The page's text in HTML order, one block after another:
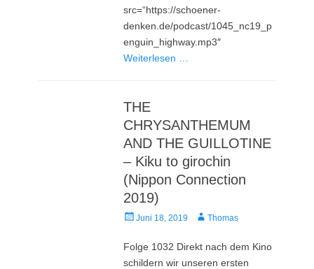
src=“https://schoener-
denken.de/podcast/1045_nc19_p
enguin_highway.mp3″
Weiterlesen …
THE
CHRYSANTHEMUM
AND THE GUILLOTINE
– Kiku to girochin
(Nippon Connection
2019)
Veröffentlicht
Juni 18, 2019 AutorThomas
Folge 1032 Direkt nach dem Kino
schildern wir unseren ersten